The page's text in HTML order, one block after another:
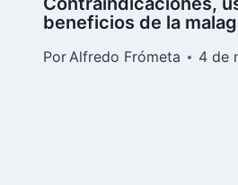
beneficios de la
PorAlfredo Frómeta 4 de